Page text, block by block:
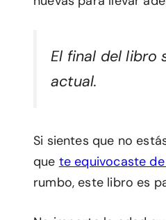
El final del libro
actual.
Si sientes que no
que te equivocaste
rumbo, este libro es